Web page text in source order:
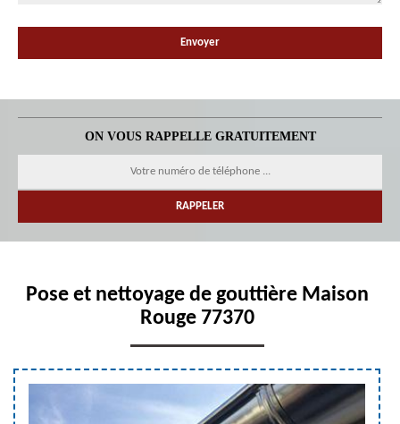
ON VOUS RAPPELLE GRATUITEMENT
Pose et nettoyage de gouttière Maison
Rouge 77370